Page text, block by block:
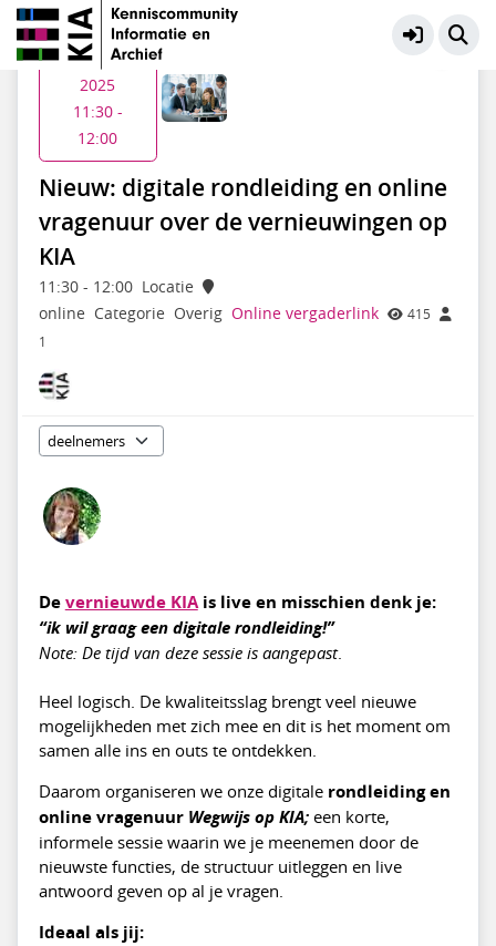
KIA Community Meer
Nieuw: digitale rondleiding en online
vragenuur over de vernieuwingen op
KIA
11:30- 12:00 Locatie
online Categorie Overig Online vergaderlink
415
1
Wo 3 dec
2025
11:30 -
12:00
Devernieuwde KIAis live en misschien denk je:
“ik wil graag een digitale rondleiding!”
Note: De tijd van deze sessie is aangepast.
Heel logisch. De kwaliteitsslag brengt veel nieuwe
mogelijkheden met zich mee en dit is het moment om
samen alle ins en outs te ontdekken.
Daarom organiseren we onze digitale rondleiding en
online vragenuur Wegwijs op KIA; een korte,
informele sessie waarin we je meenemen door de
nieuwste functies, de structuur uitleggen en live
antwoord geven op al je vragen.
Ideaal als jij: